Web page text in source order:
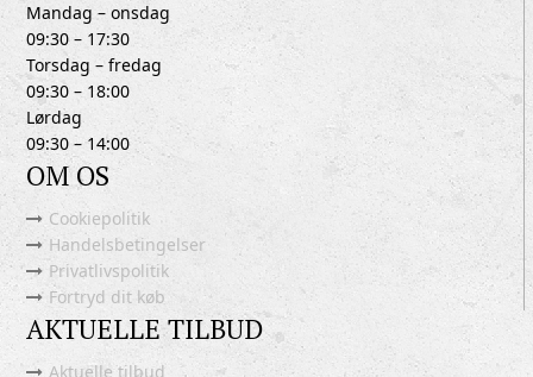
Mandag – onsdag
09:30 – 17:30
Torsdag – fredag
09:30 – 18:00
Lørdag
09:30 – 14:00
OM OS
Cookiepolitik
Handelsbetingelser
Privatlivspolitik
Fortryd dit køb
AKTUELLE TILBUD
Aktuelle tilbud